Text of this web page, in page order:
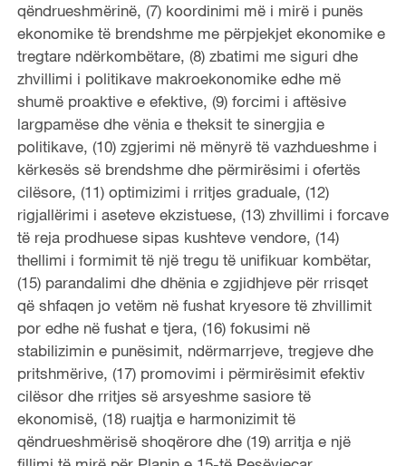
qëndrueshmërinë, (7) koordinimi më i mirë i punës
ekonomike të brendshme me përpjekjet ekonomike e
tregtare ndërkombëtare, (8) zbatimi me siguri dhe
zhvillimi i politikave makroekonomike edhe më
shumë proaktive e efektive, (9) forcimi i aftësive
largpamëse dhe vënia e theksit te sinergjia e
politikave, (10) zgjerimi në mënyrë të vazhdueshme i
kërkesës së brendshme dhe përmirësimi i ofertës
cilësore, (11) optimizimi i rritjes graduale, (12)
rigjallërimi i aseteve ekzistuese, (13) zhvillimi i forcave
të reja prodhuese sipas kushteve vendore, (14)
thellimi i formimit të një tregu të unifikuar kombëtar,
(15) parandalimi dhe dhënia e zgjidhjeve për rrisqet
që shfaqen jo vetëm në fushat kryesore të zhvillimit
por edhe në fushat e tjera, (16) fokusimi në
stabilizimin e punësimit, ndërmarrjeve, tregjeve dhe
pritshmërive, (17) promovimi i përmirësimit efektiv
cilësor dhe rritjes së arsyeshme sasiore të
ekonomisë, (18) ruajtja e harmonizimit të
qëndrueshmërisë shoqërore dhe (19) arritja e një